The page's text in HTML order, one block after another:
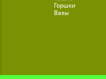
Горшки
Вазы